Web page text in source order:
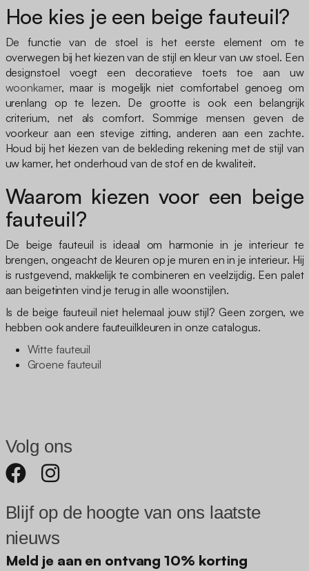
Hoe kies je een beige fauteuil?
De functie van de stoel is het eerste element om te
overwegen bij het kiezen van de stijl en kleur van uw stoel. Een
designstoel voegt een decoratieve toets toe aan uw
woonkamer, maar is mogelijk niet comfortabel genoeg om
urenlang op te lezen. De grootte is ook een belangrijk
criterium, net als comfort. Sommige mensen geven de
voorkeur aan een stevige zitting, anderen aan een zachte.
Houd bij het kiezen van de bekleding rekening met de stijl van
uw kamer, het onderhoud van de stof en de kwaliteit.
Waarom kiezen voor een beige
fauteuil?
De beige fauteuil is ideaal om harmonie in je interieur te
brengen, ongeacht de kleuren op je muren en in je interieur. Hij
is rustgevend, makkelijk te combineren en veelzijdig. Een palet
aan beigetinten vind je terug in alle woonstijlen.
Is de beige fauteuil niet helemaal jouw stijl? Geen zorgen, we
hebben ook andere fauteuilkleuren in onze catalogus.
Witte fauteuil
Groene fauteuil
Volg ons
Blijf op de hoogte van ons laatste
nieuws
Meld je aan en ontvang 10% korting